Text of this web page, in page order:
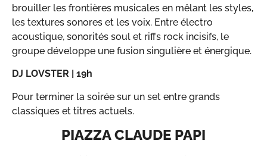
brouiller les frontières musicales en mêlant les styles,
les textures sonores et les voix. Entre électro
acoustique, sonorités soul et riffs rock incisifs, le
groupe développe une fusion singulière et énergique.
DJ LOVSTER | 19h
Pour terminer la soirée sur un set entre grands
classiques et titres actuels.
PIAZZA CLAUDE PAPI